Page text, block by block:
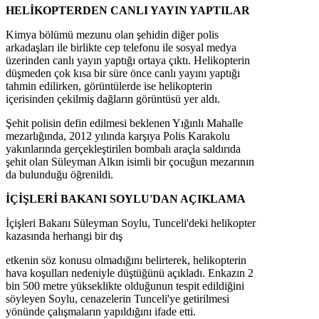
HELİKOPTERDEN CANLI YAYIN YAPTILAR
Kimya bölümü mezunu olan şehidin diğer polis
arkadaşları ile birlikte cep telefonu ile sosyal medya
üzerinden canlı yayın yaptığı ortaya çıktı. Helikopterin
düşmeden çok kısa bir süre önce canlı yayını yaptığı
tahmin edilirken, görüntülerde ise helikopterin
içerisinden çekilmiş dağların görüntüsü yer aldı.
Şehit polisin defin edilmesi beklenen Yığınlı Mahalle
mezarlığında, 2012 yılında karşıya Polis Karakolu
yakınlarında gerçekleştirilen bombalı araçla saldırıda
şehit olan Süleyman Alkın isimli bir çocuğun mezarının
da bulunduğu öğrenildi.
İÇİŞLERİ BAKANI SOYLU'DAN AÇIKLAMA
İçişleri Bakanı Süleyman Soylu, Tunceli'deki helikopter
kazasında herhangi bir dış
etkenin söz konusu olmadığını belirterek, helikopterin
hava koşulları nedeniyle düştüğünü açıkladı. Enkazın 2
bin 500 metre yükseklikte olduğunun tespit edildiğini
söyleyen Soylu, cenazelerin Tunceli'ye getirilmesi
yönünde çalışmaların yapıldığını ifade etti.